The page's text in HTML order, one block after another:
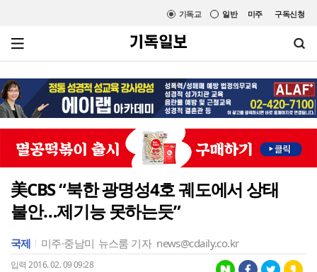
미주 구독신청
일반
기독교
美CBS “북한 광명성4호 궤도에서 상태
불안…제기능 못하는듯”
국제 미주·중남미 뉴스룸 기자 news@cdaily.co.kr
입력 2016. 02. 09 09:28